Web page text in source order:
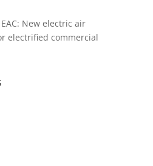
New electric air
electrified commercial